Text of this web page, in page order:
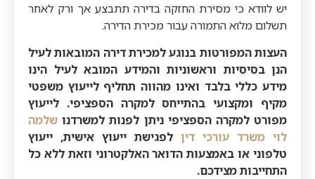
יש לוודא כי מסירת החזקה בדירה תתבצע אך ורק לאחר
תשלום מלוא התמורה עבור מכירת הדירה.
העצות המפורטות בנוגע למכירת דירה המובאות לעיל
הנן בסיסיות וראשוניות והמידע המובא לעיל הינו
מידע כללי בלבד ואינו מהווה תחליף לייעוץ משפטי
מקיף ומקצועי בהתייחס למקרה הספציפי. לייעוץ
מפורט למקרה הספציפי ניתן לפנות למשרדנו שלמה
לוי משרד עורכי דין לפגישת ייעוץ אישית, ייעוץ
טלפוני או באמצעות הדואר האלקטרוני וזאת ללא כל
התחייבות מצידכם.